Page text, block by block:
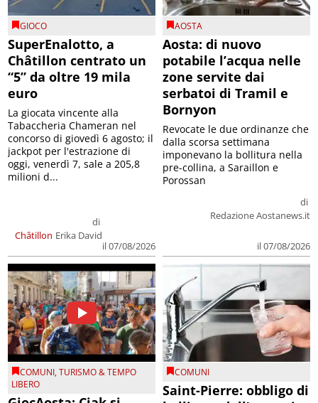
GIOCO
SuperEnalotto, a
Châtillon centrato un
“5” da oltre 19 mila
euro
Châtillon
di
Erika David
il 07/08/2026
La giocata vincente alla
Tabaccheria Chameran nel
concorso di giovedì 6 agosto; il
jackpot per l'estrazione di
oggi, venerdì 7, sale a 205,8
milioni d...
AOSTA
Aosta: di nuovo
potabile l’acqua nelle
zone servite dai
serbatoi di Tramil e
Bornyon
di
Redazione Aostanews.it
il 07/08/2026
Revocate le due ordinanze che
dalla scorsa settimana
imponevano la bollitura nella
pre-collina, a Saraillon e
Porossan
COMUNI,TURISMO & TEMPO
LIBERO
COMUNI
Saint-Pierre: obbligo di